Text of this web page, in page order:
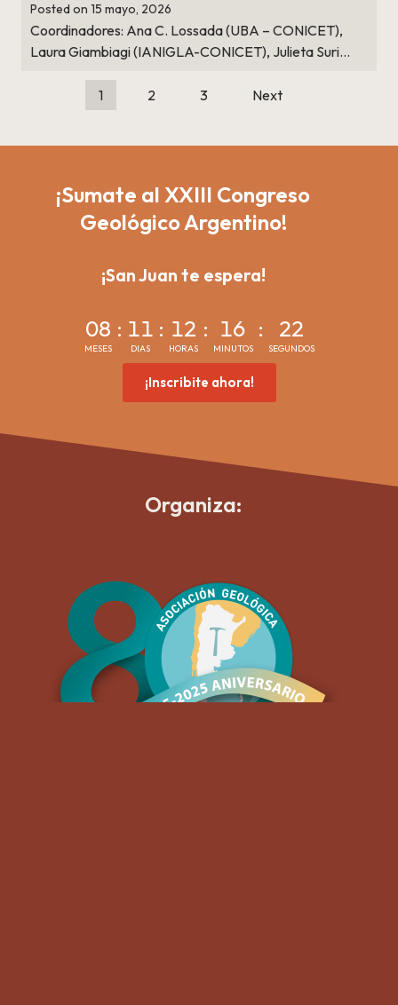
Posted on 15 mayo, 2026
Coordinadores: Ana C. Lossada (UBA – CONICET),
Laura Giambiagi (IANIGLA-CONICET), Julieta Suri…
1 2 3 Next
¡Sumate al XXIII Congreso
Geológico Argentino!
¡San Juan te espera!
08
MESES
: 11
DIAS
: 12
HORAS
: 16
MINUTOS
: 21
SEGUNDOS
¡Inscribite ahora!
Organiza: